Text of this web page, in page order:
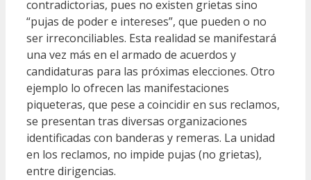
contradictorias, pues no existen grietas sino
“pujas de poder e intereses”, que pueden o no
ser irreconciliables. Esta realidad se manifestará
una vez más en el armado de acuerdos y
candidaturas para las próximas elecciones. Otro
ejemplo lo ofrecen las manifestaciones
piqueteras, que pese a coincidir en sus reclamos,
se presentan tras diversas organizaciones
identificadas con banderas y remeras. La unidad
en los reclamos, no impide pujas (no grietas),
entre dirigencias.